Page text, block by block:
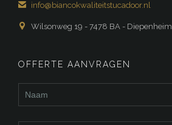
 info@biancokwaliteitstucadoor.nl
 Wilsonweg 19 - 7478 BA - Diepenheim
OFFERTE AANVRAGEN